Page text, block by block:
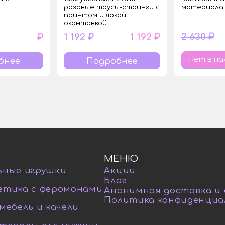
₽
розовые трусы-стринги с
принтом и яркой
окантовкой
1 192 ₽ 1 192 ₽
Подробнее
материала
2 630 ₽
Нет в
игрушки
с феромонами
и качели
МЕНЮ
Акции
Блог
Анонимная доставка и
Политика